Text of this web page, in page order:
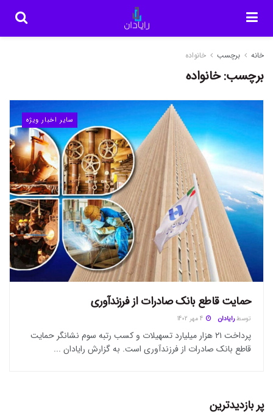
خانه برچسب خانواده
برچسب:خانواده
سایر اخبار ویژه
حمایت قاطع بانک صادرات از فرزندآوری
توسط رایادان
پرداخت ۲۱ هزار میلیارد تسهیلات و کسب رتبه سوم نشانگر حمایت
قاطع بانک صادرات از فرزندآوری است. به گزارش رایادان ...
پر بازدیدترین